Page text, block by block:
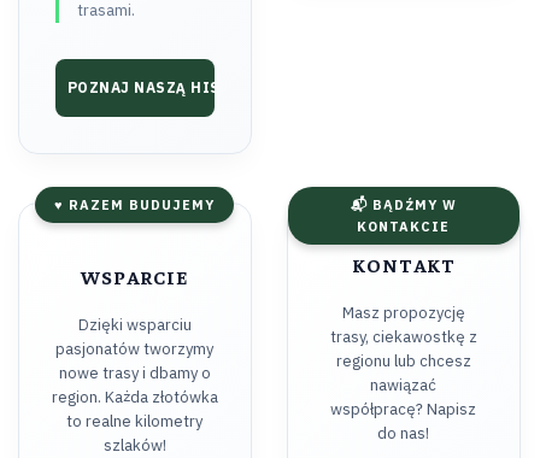
trasami.
POZNAJ NASZĄ HISTORIĘ ➔
♥ RAZEM BUDUJEMY
WSPARCIE
Dzięki wsparciu
pasjonatów tworzymy
nowe trasy i dbamy o
region. Każda złotówka
to realne kilometry
szlaków!
📬 BĄDŹMY W
KONTAKCIE
KONTAKT
Masz propozycję
trasy, ciekawostkę z
regionu lub chcesz
nawiązać
współpracę? Napisz
do nas!